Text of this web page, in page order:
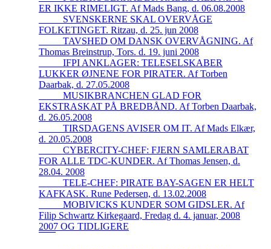
ER IKKE RIMELIGT. Af Mads Bang, d. 06.08.2008
_____SVENSKERNE SKAL OVERVÅGE
FOLKETINGET. Ritzau, d. 25. jun 2008
_____TAVSHED OM DANSK OVERVÅGNING. Af
Thomas Breinstrup, Tors. d. 19. juni 2008
_____IFPI ANKLAGER: TELESELSKABER
LUKKER ØJNENE FOR PIRATER. Af Torben
Daarbak, d. 27.05.2008
_____MUSIKBRANCHEN GLAD FOR
EKSTRASKAT PÅ BREDBÅND. Af Torben Daarbak,
d. 26.05.2008
_____TIRSDAGENS AVISER OM IT. Af Mads Elkær,
d. 20.05.2008
_____CYBERCITY-CHEF: FJERN SAMLERABAT
FOR ALLE TDC-KUNDER. Af Thomas Jensen, d.
28.04. 2008
_____TELE-CHEF: PIRATE BAY-SAGEN ER HELT
KAFKASK. Rune Pedersen, d. 13.02.2008
_____MOBIVICKS KUNDER SOM GIDSLER. Af
Filip Schwartz Kirkegaard, Fredag d. 4. januar, 2008
2007 OG TIDLIGERE